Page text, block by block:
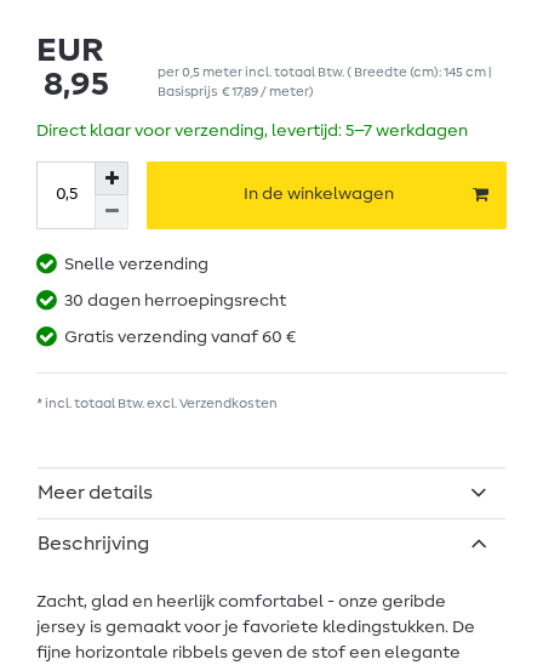
EUR
8,95
per0,5 meterincl. totaal Btw. ( Breedte (cm): 145 cm |
Basisprijs€ 17,89 / meter)
Direct klaar voor verzending, levertijd: 5–7 werkdagen
In de winkelwagen
Snelle verzending
30 dagen herroepingsrecht
Gratis verzending vanaf 60 €
* incl. totaal Btw. excl. Verzendkosten
Meer details
Beschrijving
Zacht, glad en heerlijk comfortabel - onze geribde
jersey is gemaakt voor je favoriete kledingstukken. De
fijne horizontale ribbels geven de stof een elegante